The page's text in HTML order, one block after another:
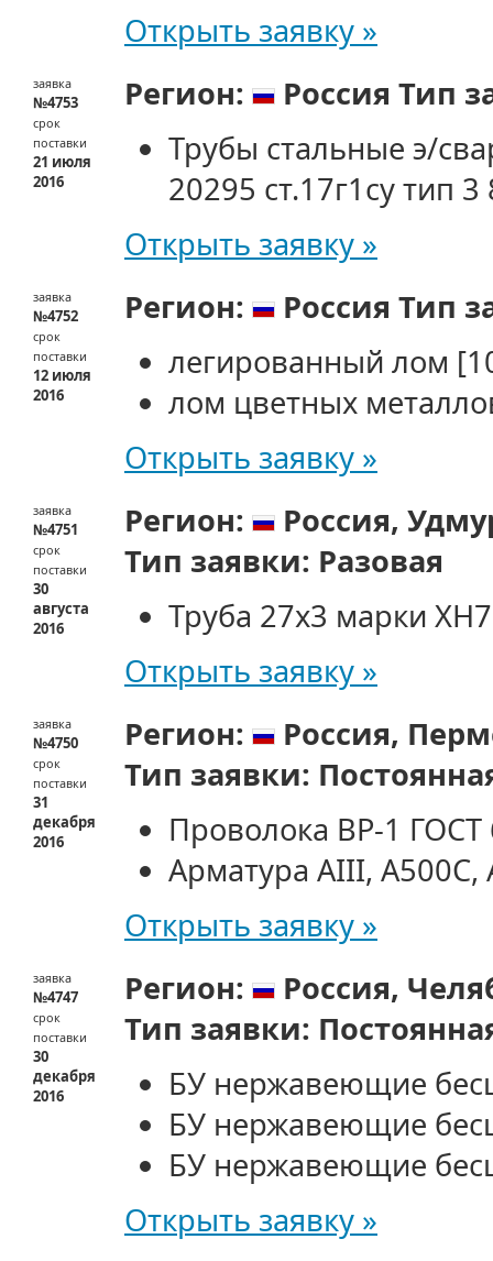
Открыть заявку »
заявка
№4753
срок
поставки
21 июля
2016
Регион: Россия Тип
Трубы стальные э/
20295 ст.17г1су тип
Открыть заявку »
заявка
№4752
срок
поставки
12 июля
2016
Регион: Россия Тип
легированный лом
лом цветных
Открыть заявку »
заявка
№4751
срок
поставки
30
августа
2016
Регион: Россия,
Тип заявки: Разовая
Труба 27х3 марки
Открыть заявку »
заявка
№4750
срок
поставки
31
декабря
2016
Регион: Россия,
Тип заявки:
Проволока ВР-1
Арматура АIII, А500С,
Открыть заявку »
заявка
№4747
срок
поставки
30
декабря
2016
Регион: Россия,
Тип заявки:
БУ нержавеющие
БУ нержавеющие
БУ нержавеющие
Открыть заявку »